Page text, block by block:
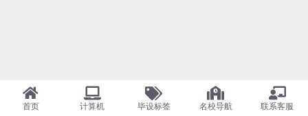
首页 计算机 毕设标签 名校导航 联系客服